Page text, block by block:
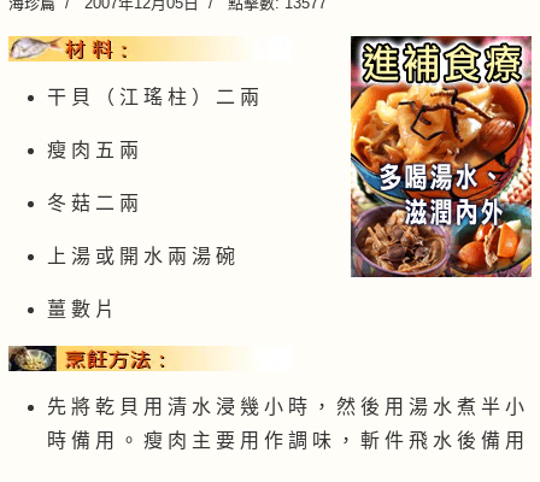
干 貝 （ 江 瑤 柱 ） 二 兩
瘦 肉 五 兩
冬 菇 二 兩
上 湯 或 開 水 兩 湯 碗
薑 數 片
先 將 乾 貝 用 清 水 浸 幾 小 時 ， 然 後 用 湯 水 煮 半 小
時 備 用 。 瘦 肉 主 要 用 作 調 味 ， 斬 件 飛 水 後 備 用